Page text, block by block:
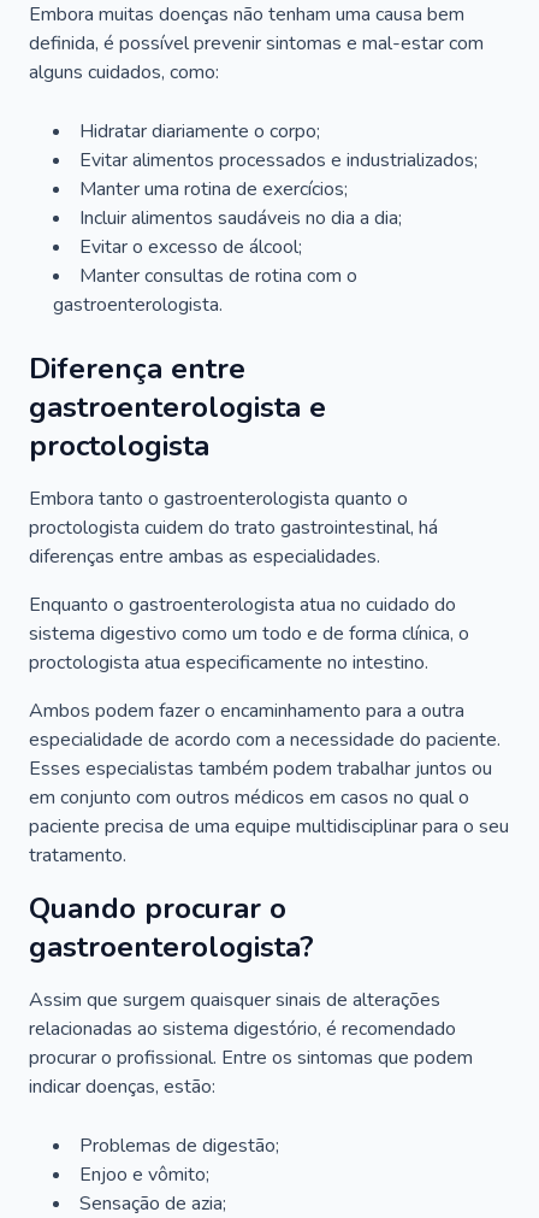
Embora muitas doenças não tenham uma causa bem
definida, é possível prevenir sintomas e mal-estar com
alguns cuidados, como:
Hidratar diariamente o corpo;
Evitar alimentos processados e industrializados;
Manter uma rotina de exercícios;
Incluir alimentos saudáveis no dia a dia;
Evitar o excesso de álcool;
Manter consultas de rotina com o
gastroenterologista.
Diferença entre
gastroenterologista e
proctologista
Embora tanto o gastroenterologista quanto o
proctologista cuidem do trato gastrointestinal, há
diferenças entre ambas as especialidades.
Enquanto o gastroenterologista atua no cuidado do
sistema digestivo como um todo e de forma clínica, o
proctologista atua especificamente no intestino.
Ambos podem fazer o encaminhamento para a outra
especialidade de acordo com a necessidade do paciente.
Esses especialistas também podem trabalhar juntos ou
em conjunto com outros médicos em casos no qual o
paciente precisa de uma equipe multidisciplinar para o seu
tratamento.
Quando procurar o
gastroenterologista?
Assim que surgem quaisquer sinais de alterações
relacionadas ao sistema digestório, é recomendado
procurar o profissional. Entre os sintomas que podem
indicar doenças, estão:
Problemas de digestão;
Enjoo e vômito;
Sensação de azia;